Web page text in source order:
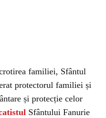
familiei, Sfântul
protectorul familiei și
și protecție celor
Sfântului Fanurie